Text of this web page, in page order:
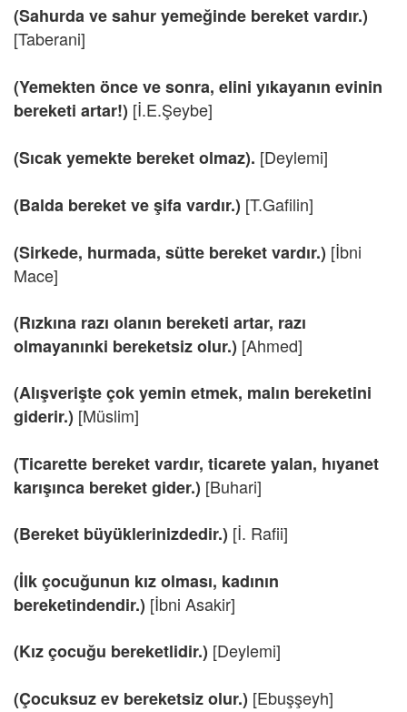
(Sahurda ve sahur yemeğinde bereket vardır.)
[Taberani]
(Yemekten önce ve sonra, elini yıkayanın evinin
bereketi artar!) [İ.E.Şeybe]
(Sıcak yemekte bereket olmaz). [Deylemi]
(Balda bereket ve şifa vardır.) [T.Gafilin]
(Sirkede, hurmada, sütte bereket vardır.) [İbni
Mace]
(Rızkına razı olanın bereketi artar, razı
olmayanınki bereketsiz olur.) [Ahmed]
(Alışverişte çok yemin etmek, malın bereketini
giderir.) [Müslim]
(Ticarette bereket vardır, ticarete yalan, hıyanet
karışınca bereket gider.) [Buhari]
(Bereket büyüklerinizdedir.) [İ. Rafii]
(İlk çocuğunun kız olması, kadının
bereketindendir.) [İbni Asakir]
(Kız çocuğu bereketlidir.) [Deylemi]
(Çocuksuz ev bereketsiz olur.) [Ebuşşeyh]